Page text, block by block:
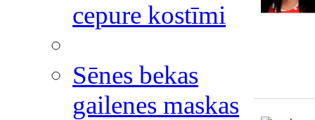
cepure kostīmi
Sēnes bekas
gailenes maskas